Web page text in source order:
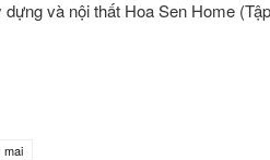
và nội thất Hoa Sen Home
mai